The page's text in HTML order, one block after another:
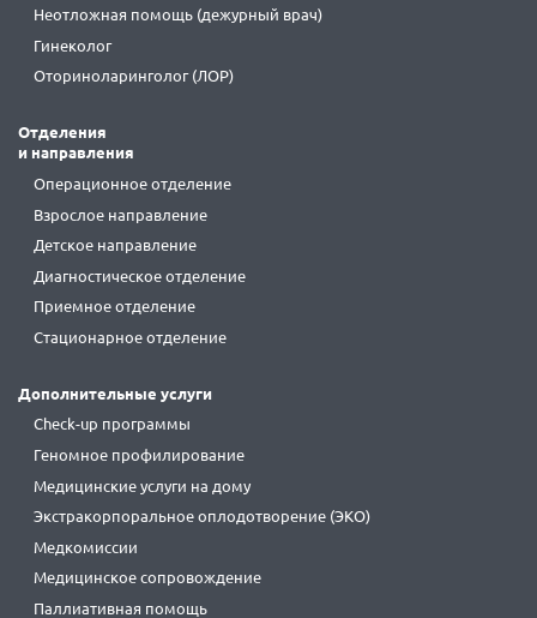
Неотложная помощь (дежурный врач)
Гинеколог
Оториноларинголог (ЛОР)
Отделения
и направления
Операционное отделение
Взрослое направление
Детское направление
Диагностическое отделение
Приемное отделение
Стационарное отделение
Дополнительные услуги
Check-up программы
Геномное профилирование
Медицинские услуги на дому
Экстракорпоральное оплодотворение (ЭКО)
Медкомиссии
Медицинское сопровождение
Паллиативная помощь